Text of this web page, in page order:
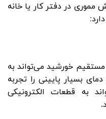
در دفتر کار یا خانه
:
مستقیم خورشید می‌تواند به
بسیار پایینی را تجربه
به قطعات الکترونیکی
.